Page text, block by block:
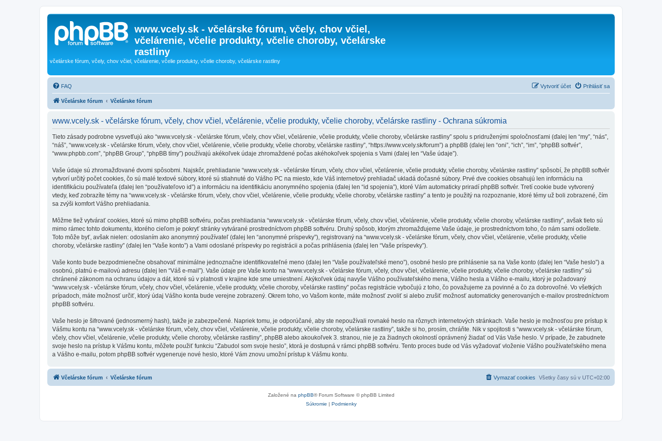
www.vcely.sk - včelárske fórum, včely, chov včiel,
včelárenie, včelie produkty, včelie choroby, včelárske
rastliny
včelárske fórum, včely, chov včiel, včelárenie, včelie produkty, včelie choroby, včelárske rastliny
FAQ Prihlásiť sa
Vytvoriť účet
Včelárske fórum Včelárske fórum
www.vcely.sk - včelárske fórum, včely, chov včiel, včelárenie, včelie produkty, včelie choroby, včelárske rastliny - Ochrana súkromia
Tieto zásady podrobne vysvetľujú ako “www.vcely.sk - včelárske fórum, včely, chov včiel, včelárenie, včelie produkty, včelie choroby, včelárske rastliny” spolu s pridruženými spoločnosťami (ďalej len “my”, “nás”,
“náš”, “www.vcely.sk - včelárske fórum, včely, chov včiel, včelárenie, včelie produkty, včelie choroby, včelárske rastliny”, “https://www.vcely.sk/forum”) a phpBB (ďalej len “oni”, “ich”, “im”, “phpBB softvér”,
“www.phpbb.com”, “phpBB Group”, “phpBB tímy”) používajú akékoľvek údaje zhromaždené počas akéhokoľvek spojenia s Vami (ďalej len “Vaše údaje”).
Vaše údaje sú zhromažďované dvomi spôsobmi. Najskôr, prehliadanie “www.vcely.sk - včelárske fórum, včely, chov včiel, včelárenie, včelie produkty, včelie choroby, včelárske rastliny” spôsobí, že phpBB softvér
vytvorí určitý počet cookies, čo sú malé textové súbory, ktoré sú stiahnuté do Vášho PC na miesto, kde Váš internetový prehliadač ukladá dočasné súbory. Prvé dve cookies obsahujú len informáciu na
identifikáciu používateľa (ďalej len “používateľovo id”) a informáciu na identifikáciu anonymného spojenia (ďalej len “id spojenia”), ktoré Vám automaticky priradí phpBB softvér. Tretí cookie bude vytvorený
vtedy, keď zobrazíte témy na “www.vcely.sk - včelárske fórum, včely, chov včiel, včelárenie, včelie produkty, včelie choroby, včelárske rastliny” a tento je použitý na rozpoznanie, ktoré témy už boli zobrazené, čím
sa zvýši komfort Vášho prehliadania.
Môžme tiež vytvárať cookies, ktoré sú mimo phpBB softvéru, počas prehliadania “www.vcely.sk - včelárske fórum, včely, chov včiel, včelárenie, včelie produkty, včelie choroby, včelárske rastliny”, avšak tieto sú
mimo rámec tohto dokumentu, ktorého cieľom je pokryť stránky vytvárané prostredníctvom phpBB softvéru. Druhý spôsob, ktorým zhromažďujeme Vaše údaje, je prostredníctvom toho, čo nám sami odošlete.
Toto môže byť, avšak nielen: odoslaním ako anonymný používateľ (ďalej len “anonymné príspevky”), registrovaný na “www.vcely.sk - včelárske fórum, včely, chov včiel, včelárenie, včelie produkty, včelie
choroby, včelárske rastliny” (ďalej len “Vaše konto”) a Vami odoslané príspevky po registrácii a počas prihlásenia (ďalej len “Vaše príspevky”).
Vaše konto bude bezpodmienečne obsahovať minimálne jednoznačne identifikovateľné meno (ďalej len “Vaše používateľské meno”), osobné heslo pre prihlásenie sa na Vaše konto (ďalej len “Vaše heslo”) a
osobnú, platnú e-mailovú adresu (ďalej len “Váš e-mail”). Vaše údaje pre Vaše konto na “www.vcely.sk - včelárske fórum, včely, chov včiel, včelárenie, včelie produkty, včelie choroby, včelárske rastliny” sú
chránené zákonom na ochranu údajov a dát, ktoré sú v platnosti v krajine kde sme umiestnení. Akýkoľvek údaj navyše Vášho používateľského mena, Vášho hesla a Vášho e-mailu, ktorý je požadovaný
“www.vcely.sk - včelárske fórum, včely, chov včiel, včelárenie, včelie produkty, včelie choroby, včelárske rastliny” počas registrácie vybočujú z toho, čo považujeme za povinné a čo za dobrovoľné. Vo všetkých
prípadoch, máte možnosť určiť, ktorý údaj Vášho konta bude verejne zobrazený. Okrem toho, vo Vašom konte, máte možnosť zvoliť si alebo zrušiť možnosť automaticky generovaných e-mailov prostredníctvom
phpBB softvéru.
Vaše heslo je šifrované (jednosmerný hash), takže je zabezpečené. Napriek tomu, je odporúčané, aby ste nepoužívali rovnaké heslo na rôznych internetových stránkach. Vaše heslo je možnosťou pre prístup k
Vášmu kontu na “www.vcely.sk - včelárske fórum, včely, chov včiel, včelárenie, včelie produkty, včelie choroby, včelárske rastliny”, takže si ho, prosím, chráňte. Nik v spojitosti s “www.vcely.sk - včelárske fórum,
včely, chov včiel, včelárenie, včelie produkty, včelie choroby, včelárske rastliny”, phpBB alebo akoukoľvek 3. stranou, nie je za žiadnych okolností oprávnený žiadať od Vás Vaše heslo. V prípade, že zabudnete
svoje heslo na prístup k Vášmu kontu, môžete použiť funkciu “Zabudol som svoje heslo”, ktorá je dostupná v rámci phpBB softvéru. Tento proces bude od Vás vyžadovať vloženie Vášho používateľského mena
a Vášho e-mailu, potom phpBB softvér vygeneruje nové heslo, ktoré Vám znovu umožní prístup k Vášmu kontu.
Včelárske fórum Včelárske fórum Všetky časy sú v UTC+02:00
Vymazať cookies
Založené na phpBB® Forum Software © phpBB Limited
Súkromie | Podmienky